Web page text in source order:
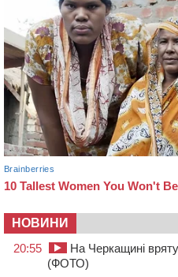
НОВИНИ
20:55
На Черкащині
(ФОТО)